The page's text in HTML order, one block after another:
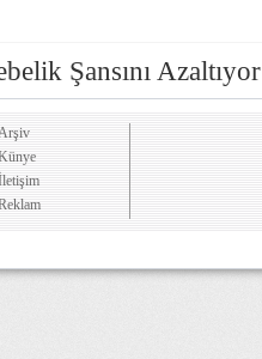
Şansını Azaltıyor